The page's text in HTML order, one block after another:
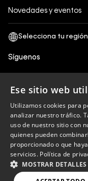
¿Cómo comprar?
Términos y Condiciones
Política de Privacidad
Política de Cookies
Libro de reclamaciones
Políticas de recojo en
Novedades y eventos
Síguenos
Calvin Klein
Copyright © 2023 Calvin
derechos reservados.
Ese sitio web
Utilizamos cookies para
analizar nuestro tráfico.
uso de nuestro sitio con
quienes pueden
proporcionado o que
servicios. Política de
MOSTRAR DETALLES